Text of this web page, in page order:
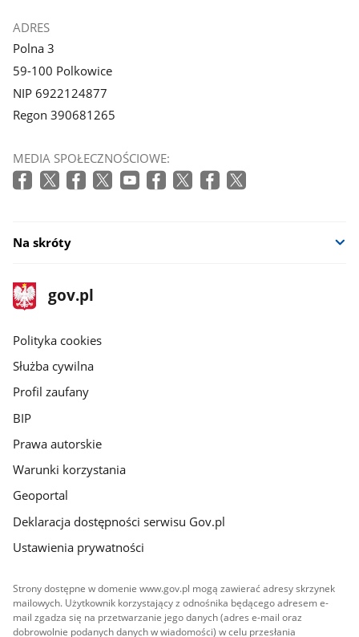
ADRES
Polna 3
59-100 Polkowice
NIP 6922124877
Regon 390681265
MEDIA SPOŁECZNOŚCIOWE:
Na skróty
stopka
gov.pl
Strona
gov.pl
gov.pl
Polityka cookies
Służba cywilna
Profil zaufany
BIP
Prawa autorskie
Warunki korzystania
Geoportal
Deklaracja dostępności serwisu Gov.pl
Ustawienia prywatności
Strony dostępne w domenie www.gov.pl mogą zawierać adresy skrzynek
mailowych. Użytkownik korzystający z odnośnika będącego adresem e-
mail zgadza się na przetwarzanie jego danych (adres e-mail oraz
dobrowolnie podanych danych w wiadomości) w celu przesłania